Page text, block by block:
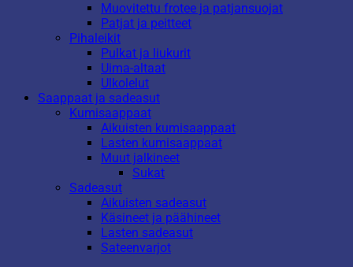
Muovitettu frotee ja patjansuojat
Patjat ja peitteet
Pihaleikit
Pulkat ja liukurit
Uima-altaat
Ulkolelut
Saappaat ja sadeasut
Kumisaappaat
Aikuisten kumisaappaat
Lasten kumisaappaat
Muut jalkineet
Sukat
Sadeasut
Aikuisten sadeasut
Käsineet ja päähineet
Lasten sadeasut
Sateenvarjot